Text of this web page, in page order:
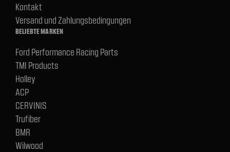
Kontakt
Versand und Zahlungsbedingungen
BELIEBTE MARKEN
Ford Performance Racing Parts
TMI Products
Holley
ACP
CERVINIS
Trufiber
BMR
Wilwood